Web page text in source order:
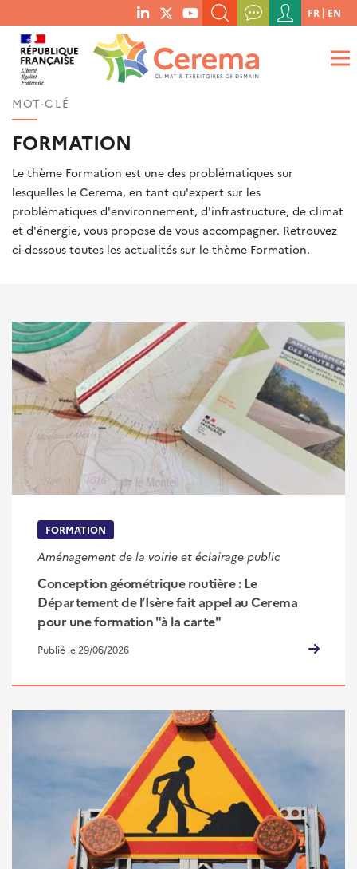
menu
social
links
RECHERCHER UN MOT-CLÉ, UNE PUBLICATION, ETC.
QUE RECHERCHEZ-VOUS ?
Menu
du
compte
de
FR EN
MOT-CLÉ
FORMATION
Le thème Formation est une des problématiques sur
lesquelles le Cerema, en tant qu'expert sur les
problématiques d'environnement, d'infrastructure, de climat
et d'énergie, vous propose de vous accompagner. Retrouvez
ci-dessous toutes les actualités sur le thème Formation.
FORMATION
Aménagement de la voirie et éclairage public
Conception géométrique routière : Le
Département de l’Isère fait appel au Cerema
pour une formation "à la carte"
Publié le 29/06/2026